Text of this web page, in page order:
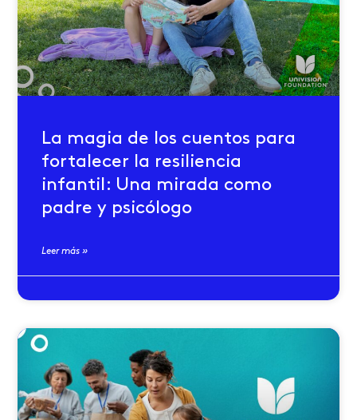
La magia de los cuentos para
fortalecer la resiliencia
infantil: Una mirada como
padre y psicólogo
Leer más »